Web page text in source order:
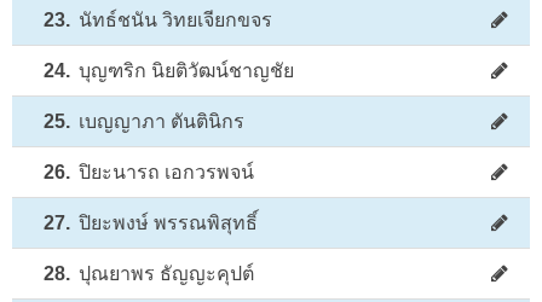
23. นัทธ์ชนัน วิทยเจียกขจร
24. บุญฑริก นิยติวัฒน์ชาญชัย
25. เบญญาภา ตันตินิกร
26. ปิยะนารถ เอกวรพจน์
27. ปิยะพงษ์ พรรณพิสุทธิ์
28. ปุณยาพร ธัญญะคุปต์